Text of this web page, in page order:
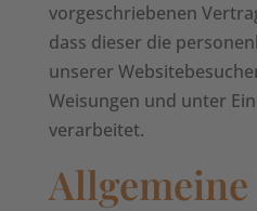
vorgeschriebenen
dass dieser die
unserer
Weisungen und unter
verarbeitet.